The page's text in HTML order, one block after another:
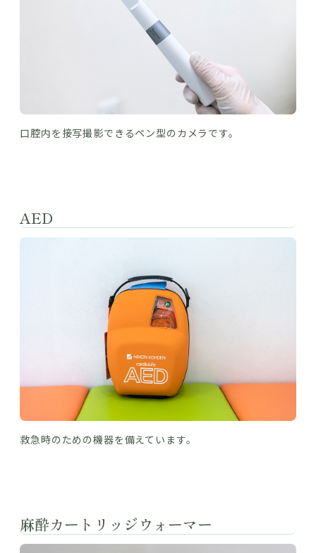
口腔内を接写撮影できるペン型のカメラです。
AED
救急時のための機器を備えています。
麻酔カートリッジウォーマー